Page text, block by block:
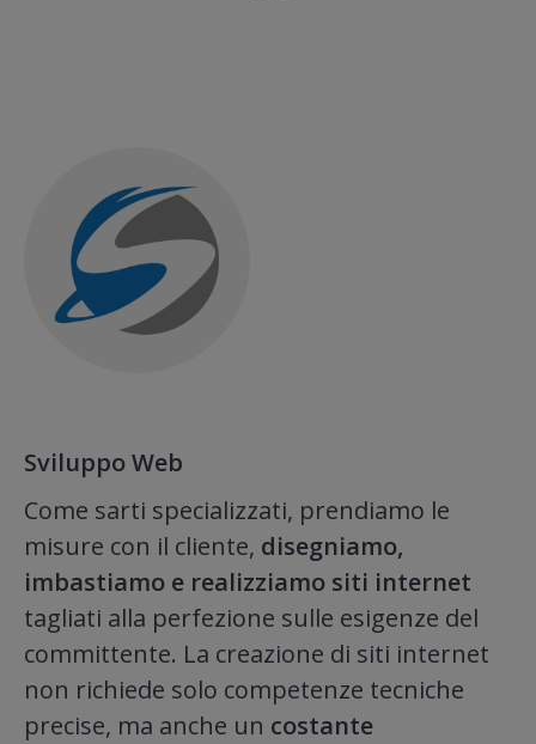
Sviluppo Web
Come sarti specializzati, prendiamo le
misure con il cliente, disegniamo,
imbastiamo e realizziamo siti internet
tagliati alla perfezione sulle esigenze del
committente. La creazione di siti internet
non richiede solo competenze tecniche
precise, ma anche un costante